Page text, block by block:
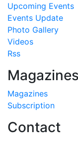
Upcoming Events
Events Update
Photo Gallery
Videos
Rss
Magazines
Magazines
Subscription
Contact